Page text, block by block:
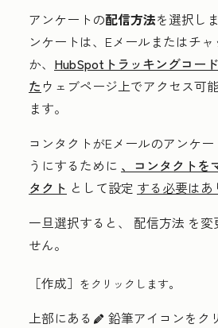
アンケートの配信方法を選択し
ンケートは、Eメールまたはチ
か、 HubSpotトラッキングコー
た ウェブページ上でアクセス可
ます。
コンタクトがEメールのアンケ
うにするために 、コンタクトを
タクト として設定 する必要はあ
一旦選択すると、 配信方法 を変
せん。
［作成］ をクリックします。
上部にある edit 鉛筆アイコンをク